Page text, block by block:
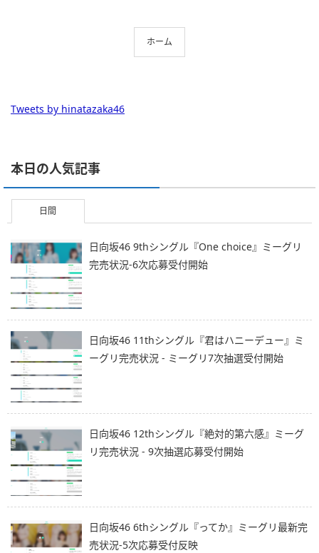
ホーム
Tweets by hinatazaka46
本日の人気記事
日間
日向坂46 9thシングル『One choice』ミーグリ
完売状況-6次応募受付開始
日向坂46 11thシングル『君はハニーデュー』ミ
ーグリ完売状況 - ミーグリ7次抽選受付開始
日向坂46 12thシングル『絶対的第六感』ミーグ
リ完売状況 - 9次抽選応募受付開始
日向坂46 6thシングル『ってか』ミーグリ最新完
売状況-5次応募受付反映